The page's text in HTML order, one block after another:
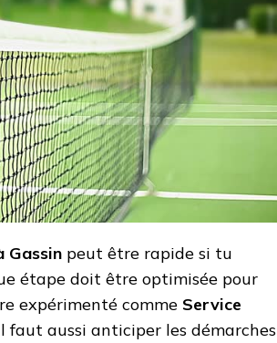
Gassin peut être rapide si tu
étape doit être optimisée pour
expérimenté comme Service
aussi anticiper les démarches